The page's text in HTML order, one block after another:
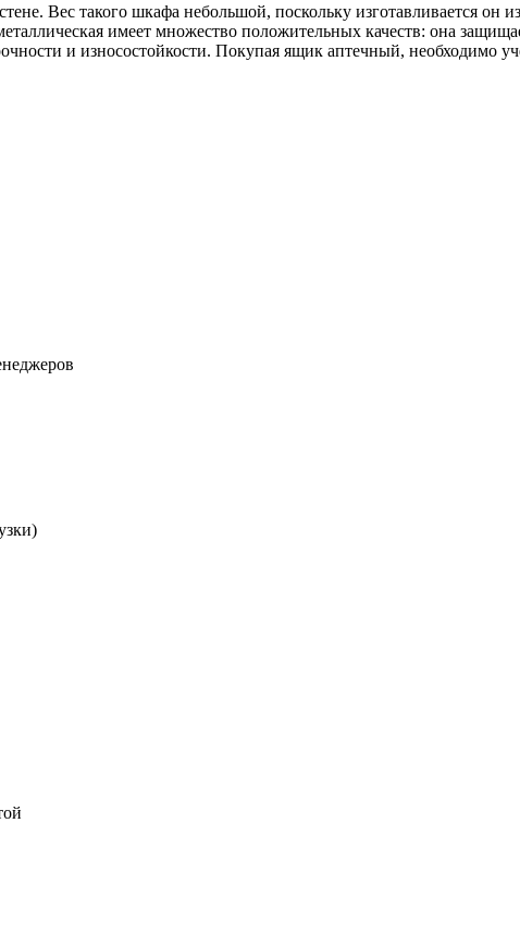
Вес такого шкафа небольшой, поскольку изготавливается он
имеет множество положительных качеств: она
и износостойкости. Покупая ящик аптечный, необходимо